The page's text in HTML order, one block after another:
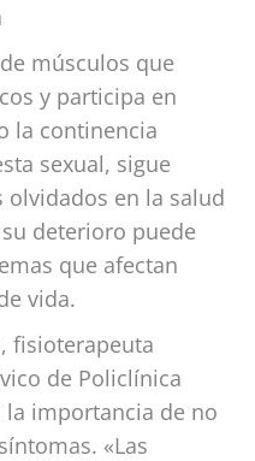
músculos que
y participa en
la continencia
sexual, sigue
olvidados en la salud
deterioro puede
que afectan
vida.
fisioterapeuta
de Policlínica
la importancia de no
«Las